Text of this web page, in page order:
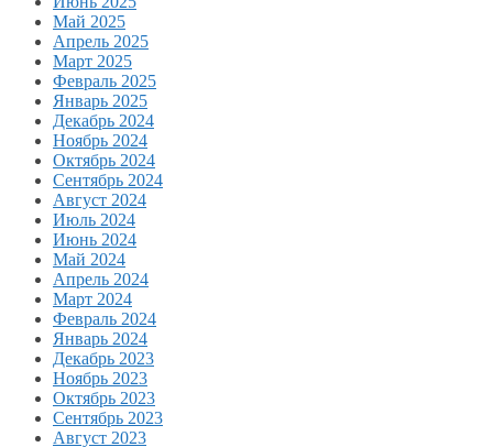
Май 2025
Апрель 2025
Март 2025
Февраль 2025
Январь 2025
Декабрь 2024
Ноябрь 2024
Октябрь 2024
Сентябрь 2024
Август 2024
Июль 2024
Июнь 2024
Май 2024
Апрель 2024
Март 2024
Февраль 2024
Январь 2024
Декабрь 2023
Ноябрь 2023
Октябрь 2023
Сентябрь 2023
Август 2023